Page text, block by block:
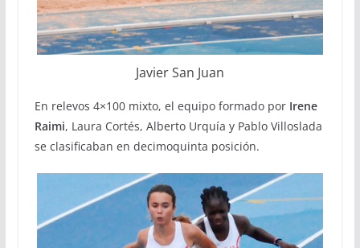
Javier San Juan
En relevos 4×100 mixto, el equipo formado por Irene
Raimi, Laura Cortés, Alberto Urquía y Pablo Villoslada
se clasificaban en decimoquinta posición.